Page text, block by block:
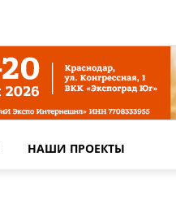
НАШИ ПРОЕКТЫ